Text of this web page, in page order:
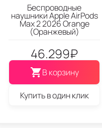
Беспроводные
наушники Apple AirPods
Max 2 2026 Orange
(Оранжевый)
46.299₽
В корзину
Купить в один клик